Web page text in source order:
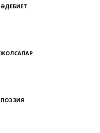
ӘДЕБИЕТ
ЖОЛСАПАР
ПОЭЗИЯ